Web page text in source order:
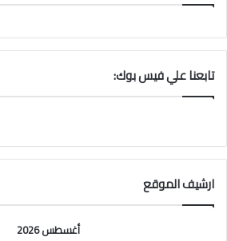
تابعنا علي فيس بوك:
ارشيف الموقع
أغسطس 2026